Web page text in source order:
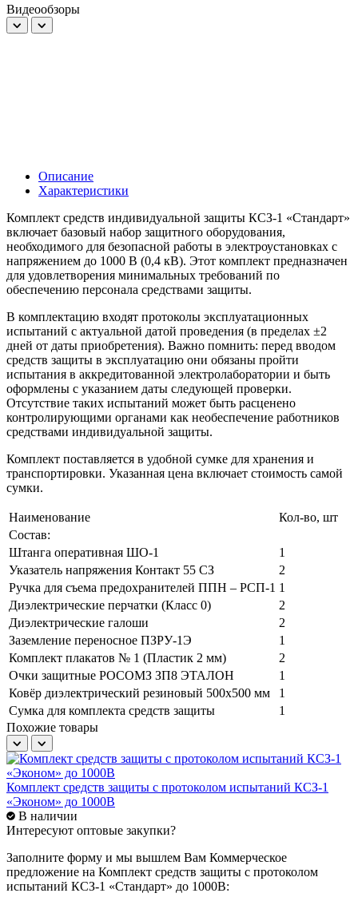
Видеообзоры
Описание
Характеристики
Комплект средств индивидуальной защиты КСЗ-1 «Стандарт»
включает базовый набор защитного оборудования,
необходимого для безопасной работы в электроустановках с
напряжением до 1000 В (0,4 кВ). Этот комплект предназначен
для удовлетворения минимальных требований по
обеспечению персонала средствами защиты.
В комплектацию входят протоколы эксплуатационных
испытаний с актуальной датой проведения (в пределах ±2
дней от даты приобретения). Важно помнить: перед вводом
средств защиты в эксплуатацию они обязаны пройти
испытания в аккредитованной электролаборатории и быть
оформлены с указанием даты следующей проверки.
Отсутствие таких испытаний может быть расценено
контролирующими органами как необеспечение работников
средствами индивидуальной защиты.
Комплект поставляется в удобной сумке для хранения и
транспортировки. Указанная цена включает стоимость самой
сумки.
Наименование
Кол-во, шт
Состав:
Штанга оперативная ШО-1
1
Указатель напряжения Контакт 55 СЗ
2
Ручка для съема предохранителей ППН – РСП-1 1
Диэлектрические перчатки (Класс 0)
2
Диэлектрические галоши
2
Заземление переносное ПЗРУ-1Э
1
Комплект плакатов № 1 (Пластик 2 мм)
2
Очки защитные РОСОМЗ ЗП8 ЭТАЛОН
1
Ковёр диэлектрический резиновый 500х500 мм
1
Сумка для комплекта средств защиты
1
Похожие товары
Комплект средств защиты с протоколом испытаний КСЗ-1
«Эконом» до 1000В
В наличии
Интересуют оптовые закупки?
Заполните форму и мы вышлем Вам Коммерческое
предложение на Комплект средств защиты с протоколом
испытаний КСЗ-1 «Стандарт» до 1000В: